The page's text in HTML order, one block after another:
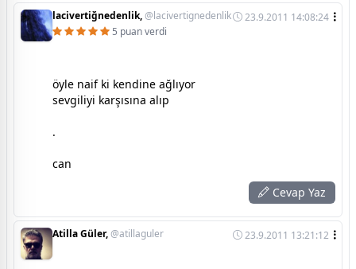
lacivertiğnedenlik,@lacivertignedenlik
23.9.2011 14:08:24
5 puan verdi
öyle naif ki kendine ağlıyor
sevgiliyi karşısına alıp
.
can
Cevap Yaz
Atilla Güler,@atillaguler 23.9.2011 13:21:12